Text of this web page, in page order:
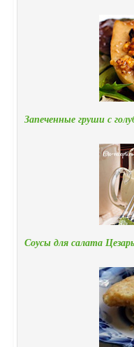
Запеченные груши с
Соусы для салата Цезарь